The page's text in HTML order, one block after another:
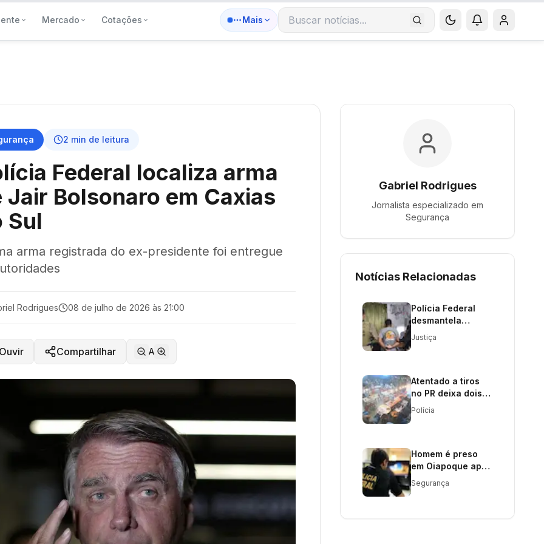
Mercado Cotações Mais
Buscar notícias
2 min de leitura
Federal localiza arma
Jair Bolsonaro em Caxias
Sul
arma registrada do ex-presidente foi entregue
Rodrigues 08 de julho de 2026 às 21:00
Compartilhar A
Gabriel Rodrigues
Jornalista especializado em
Segurança
Notícias Relacionadas
Polícia Federal
desmantela
facção criminosa
na Bahia
Justiça
Atentado a tiros
no PR deixa dois
mortos e três
Polícia
Homem é preso
em Oiapoque após
deportação da
Guiana Francesa
Segurança